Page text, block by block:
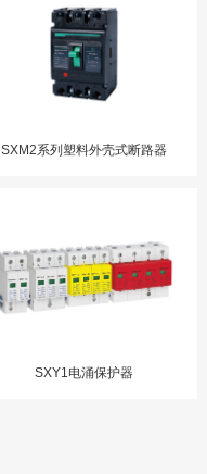
SXM2系列塑料外壳式断路器
SXY1电涌保护器